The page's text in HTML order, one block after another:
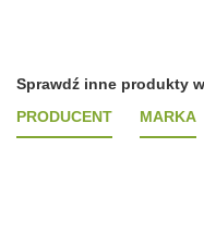
Sprawdź inne produkty
PRODUCENT
MARKA